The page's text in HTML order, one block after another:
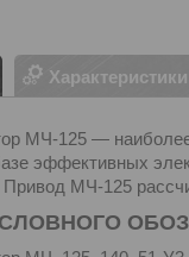
Характеристики
МЧ-125 —
эффективных
МЧ-125